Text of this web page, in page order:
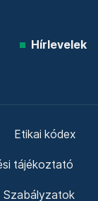
Hírlevelek
Etikai kódex
tájékoztató
Szabályzatok